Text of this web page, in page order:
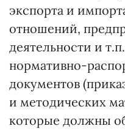
экспорта и
отношений,
деятельности и
нормативно-
документов
и методических
которые должны